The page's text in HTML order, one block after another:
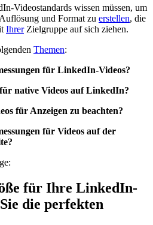
Videostandards wissen müssen, um
und Format zu erstellen, die
IhrerZielgruppe auf sich ziehen.
Themen:
für LinkedIn-Videos?
native Videos auf LinkedIn?
für Anzeigen zu beachten?
für Videos auf der
für Ihre LinkedIn-
die perfekten